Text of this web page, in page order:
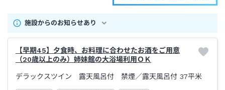
施設からのお知らせあり
【早期45】夕食時、お料理に合わせたお酒をご用意
（20歳以上のみ）姉妹館の大浴場利用ＯＫ
デラックスツイン 露天風呂付 禁煙／露天風呂付 37平米